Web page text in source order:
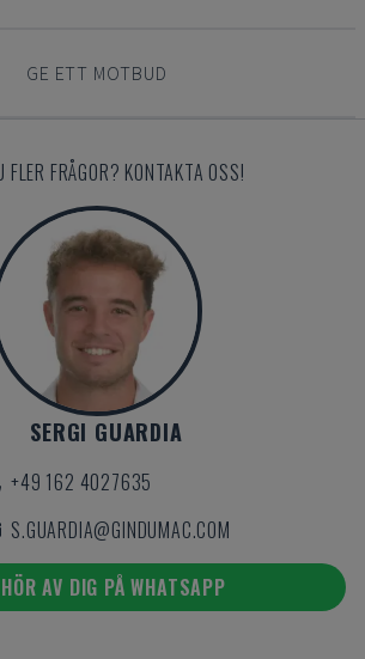
GE ETT MOTBUD
FLER FRÅGOR? KONTAKTA OSS!
SERGI GUARDIA
+49 162 4027635
S.GUARDIA@GINDUMAC.COM
HÖR AV DIG PÅ WHATSAPP